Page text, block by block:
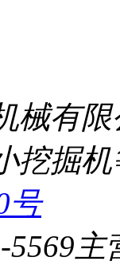
械有
挖掘
号
5569 主